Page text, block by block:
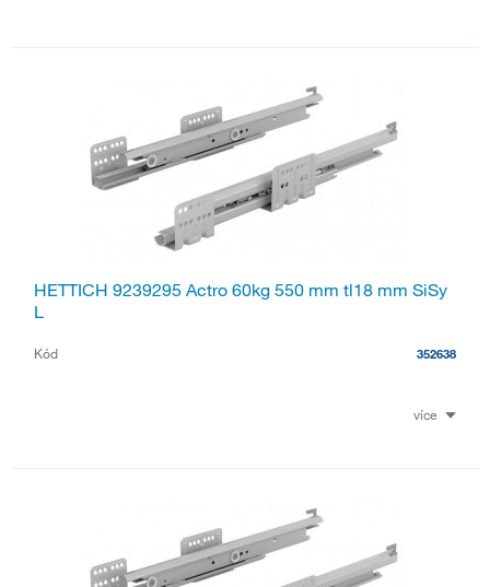
HETTICH 9239295 Actro 60kg 550 mm tl18 mm SiSy
L
Kód 352638
více